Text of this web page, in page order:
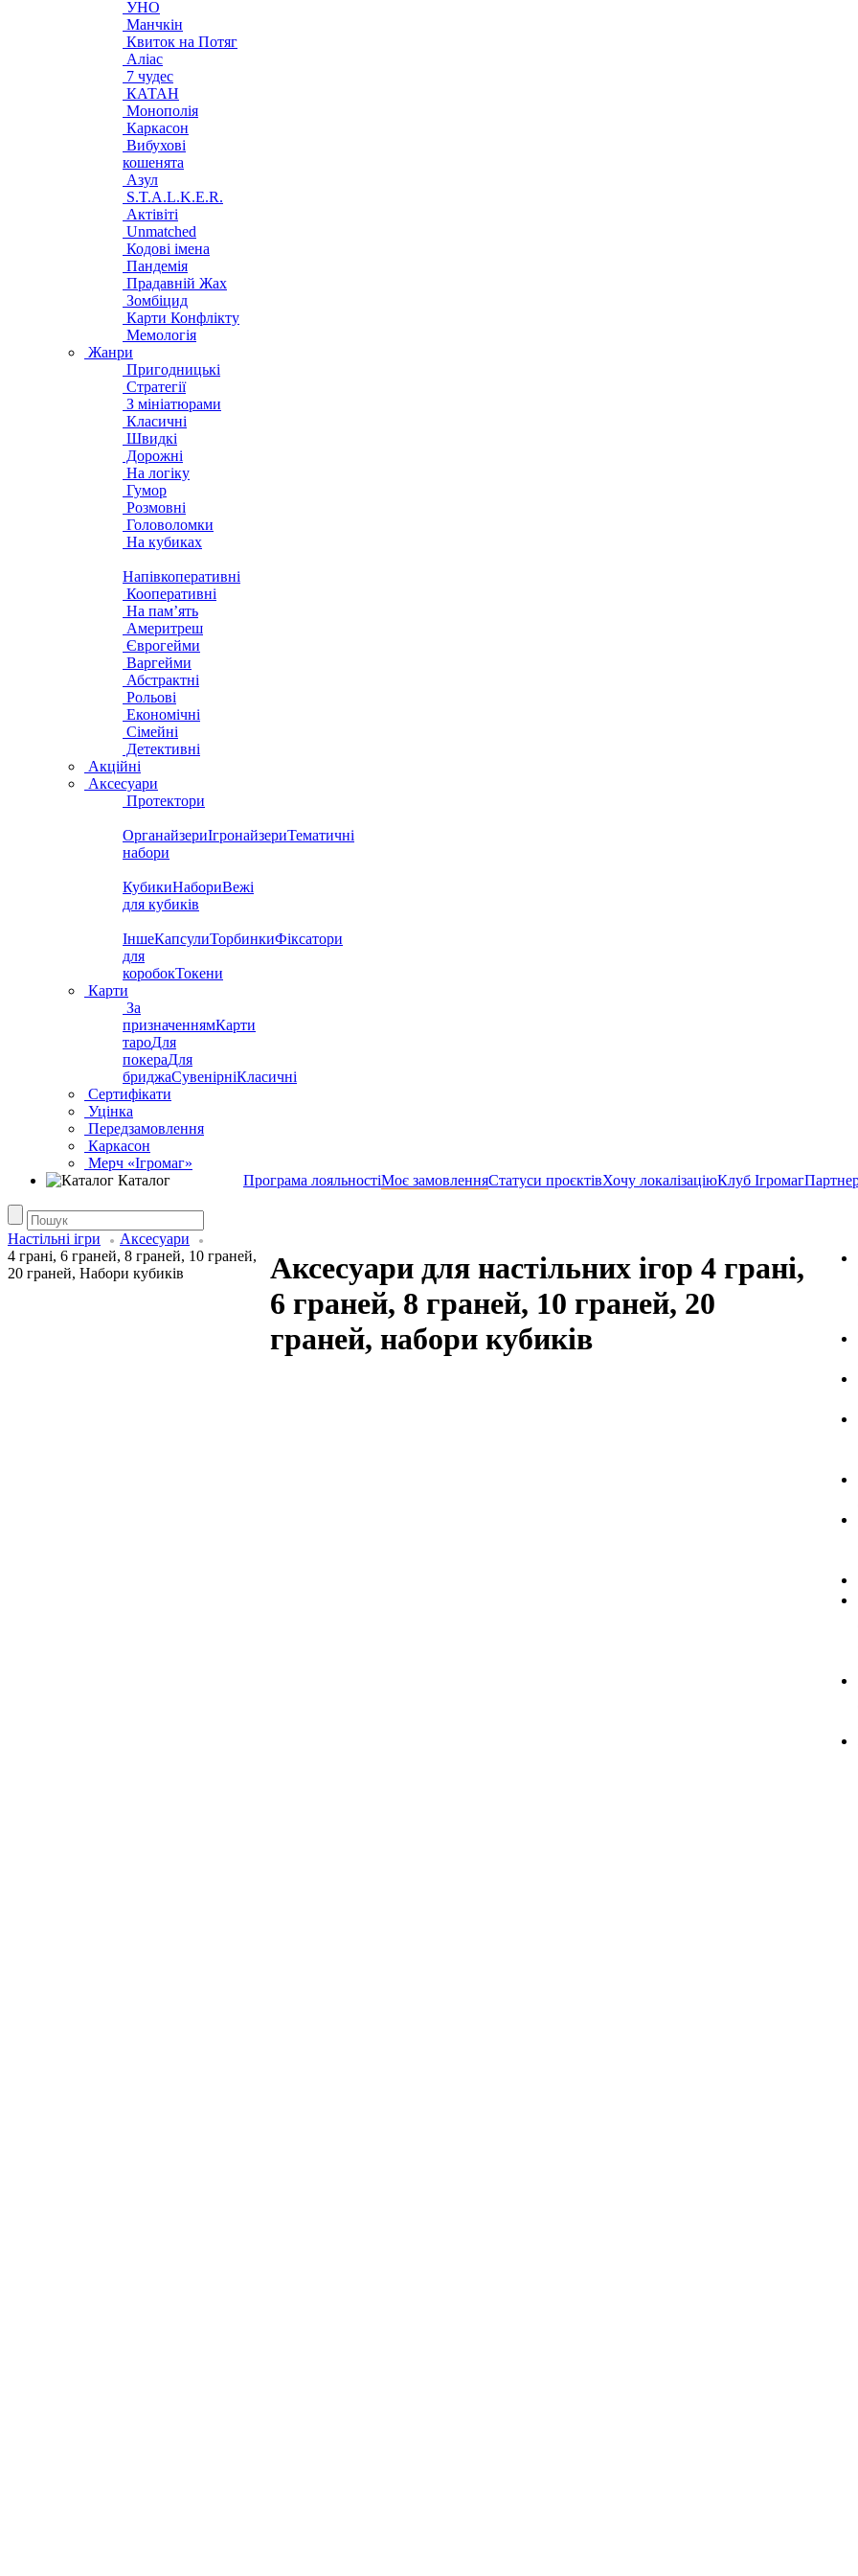
УНО
Манчкін
Квиток на Потяг
Аліас
7 чудес
КАТАН
Монополія
Каркасон
Вибухові
кошенята
Азул
S.T.A.L.K.E.R.
Актівіті
Unmatched
Кодові імена
Пандемія
Прадавній Жах
Зомбіцид
Карти Конфлікту
Мемологія
Жанри
Пригодницькі
Стратегії
З мініатюрами
Класичні
Швидкі
Дорожні
На логіку
Гумор
Розмовні
Головоломки
На кубиках
Напівкоперативні
Кооперативні
На пам’ять
Америтреш
Єврогейми
Варгейми
Абстрактні
Рольові
Економічні
Сімейні
Детективні
Акційні
Аксесуари
Протектори
ОрганайзериІгронайзериТематичні
набори
КубикиНабориВежі
для кубиків
ІншеКапсулиТорбинкиФіксатори
для
коробокТокени
Карти
За
призначеннямКарти
тароДля
покераДля
бриджаСувенірніКласичні
Сертифікати
Уцінка
Передзамовлення
Каркасон
Мерч «Ігромаг»
Каталог
Програма лояльностіМоє замовленняСтатуси проєктівХочу локалізаціюКлуб Ігромаг
Настільні ігри
Аксесуари
4 грані, 6 граней, 8 граней, 10 граней,
20 граней, Набори кубиків
Аксесуари для настільних ігор 4 грані,
6 граней, 8 граней, 10 граней, 20
граней, набори кубиків